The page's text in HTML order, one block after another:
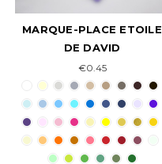
MARQUE-PLACE ETOILE
DE DAVID
€0.45